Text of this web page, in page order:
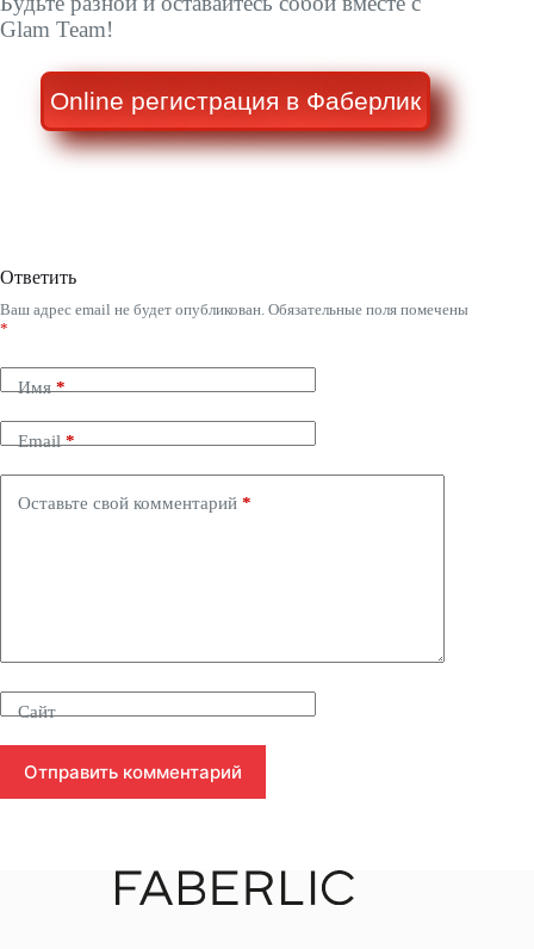
Glam Team!
Online регистрация в Фаберлик
Ответить
Ваш адрес email не будет опубликован. Обязательные поля помечены
*
Имя*
Email*
Оставьте свой комментарий *
Сайт
Отправить комментарий